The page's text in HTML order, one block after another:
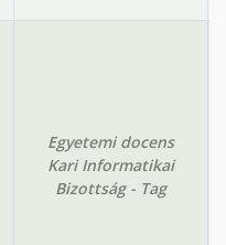
Egyetemi docens
Kari Informatikai
Bizottság - Tag